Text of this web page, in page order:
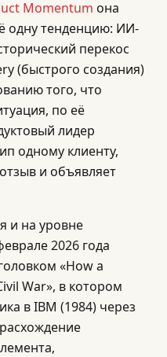
Momentum она
одну тенденцию: ИИ-
перекос
(быстрого создания)
того, что
по её
лидер
одному клиенту,
и объявляет
и на уровне
2026 года
«How a
War», в котором
в IBM (1984) через